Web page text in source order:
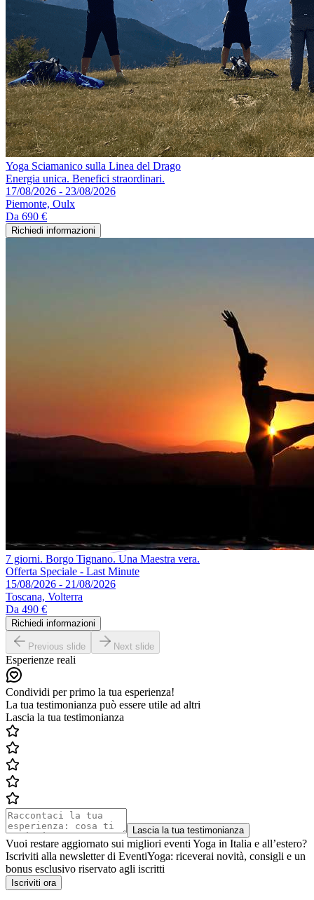
Yoga Sciamanico sulla Linea del Drago
Energia unica. Benefici straordinari.
17/08/2026 - 23/08/2026
Piemonte, Oulx
Da 690 €
Richiedi informazioni
7 giorni. Borgo Tignano. Una Maestra vera.
Offerta Speciale - Last Minute
15/08/2026 - 21/08/2026
Toscana, Volterra
Da 490 €
Richiedi informazioni
Previous slide Next slide
Esperienze reali
Condividi per primo la tua esperienza!
La tua testimonianza può essere utile ad altri
Lascia la tua testimonianza
Lascia la tua testimonianza
Vuoi restare aggiornato sui migliori eventi Yoga in Italia e all’estero?
Iscriviti alla newsletter di EventiYoga: riceverai novità, consigli e un
bonus esclusivo riservato agli iscritti
Iscriviti ora